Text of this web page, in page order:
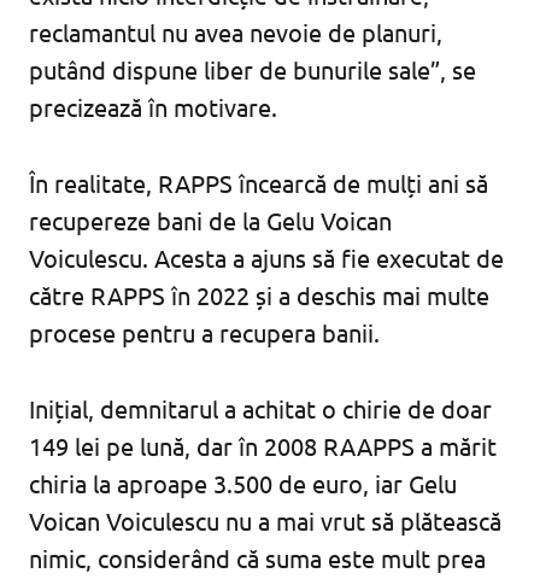
reclamantul nu avea nevoie de planuri,
putând dispune liber de bunurile sale”, se
precizează în motivare.
În realitate, RAPPS încearcă de mulți ani să
recupereze bani de la Gelu Voican
Voiculescu. Acesta a ajuns să fie executat de
către RAPPS în 2022 și a deschis mai multe
procese pentru a recupera banii.
Inițial, demnitarul a achitat o chirie de doar
149 lei pe lună, dar în 2008 RAAPPS a mărit
chiria la aproape 3.500 de euro, iar Gelu
Voican Voiculescu nu a mai vrut să plătească
nimic, considerând că suma este mult prea